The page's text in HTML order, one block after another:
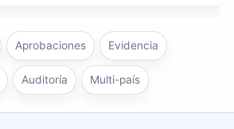
Aprobaciones Evidencia
Auditoría Multi-país